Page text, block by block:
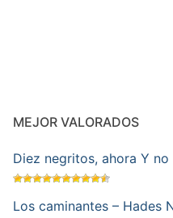
MEJOR VALORADOS
Diez negritos, ahora Y
Los caminantes – Hades